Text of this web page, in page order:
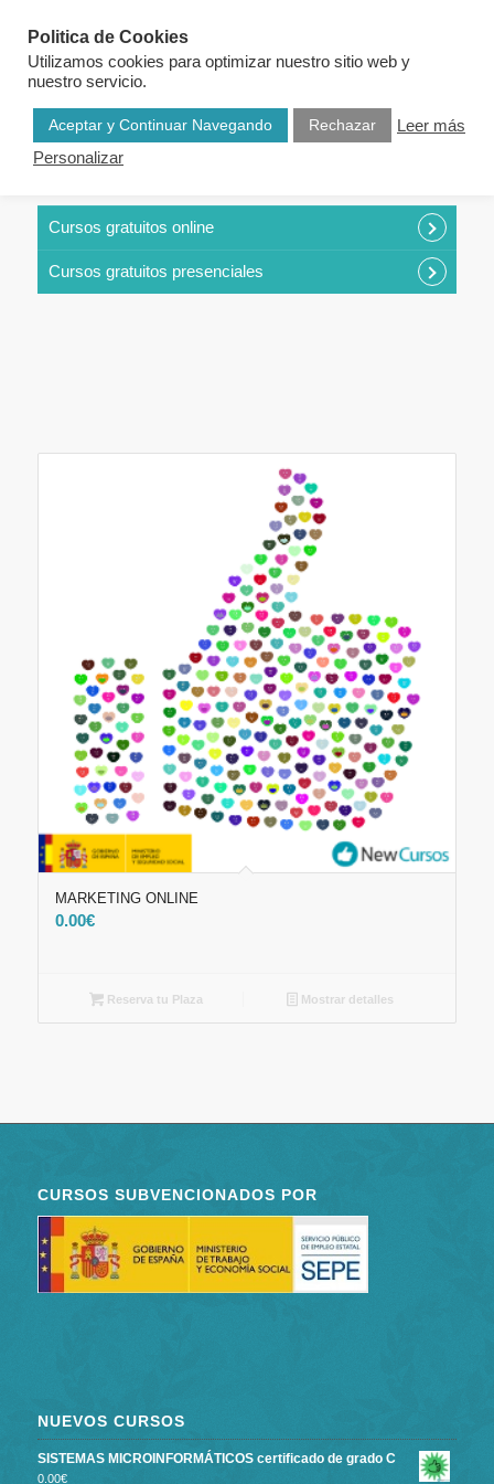
Cursos gratuitos online
Cursos gratuitos presenciales
MARKETING ONLINE
0.00€
Reserva tu Plaza Mostrar detalles
CURSOS SUBVENCIONADOS POR
NUEVOS CURSOS
SISTEMAS MICROINFORMÁTICOS certificado de grado C
0.00€
Politica de Cookies
Utilizamos cookies para optimizar nuestro sitio web y
nuestro servicio.
Aceptar y Continuar Navegando Rechazar
Leer más
Personalizar